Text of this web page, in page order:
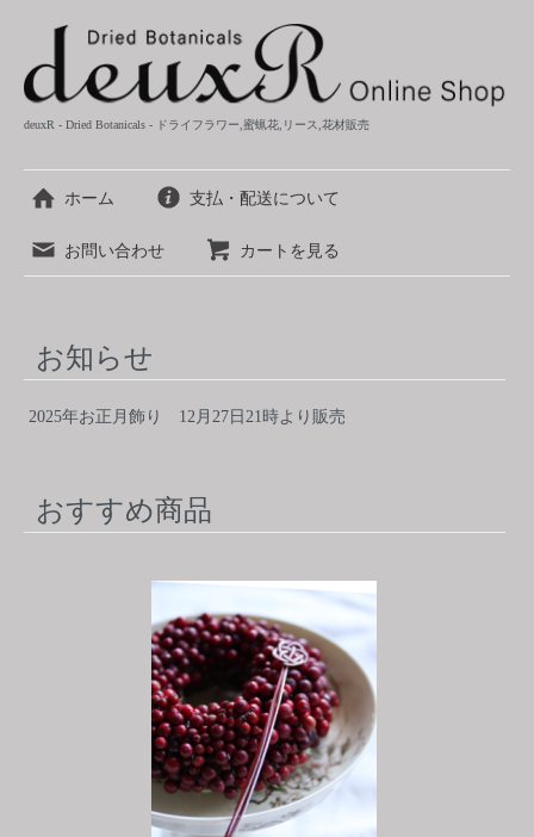
deuxR - Dried Botanicals - ドライフラワー,蜜蝋花,リース,花材販売
ホーム 支払・配送について
お問い合わせ カートを見る
お知らせ
2025年お正月飾り 12月27日21時より販売
おすすめ商品